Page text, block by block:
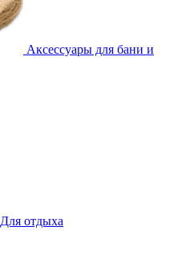
Аксессуары для бани и
Для отдыха